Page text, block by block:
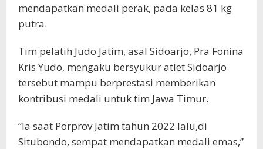
mendapatkan medali perak, pada kelas 81 kg
putra.
Tim pelatih Judo Jatim, asal Sidoarjo, Pra Fonina
Kris Yudo, mengaku bersyukur atlet Sidoarjo
tersebut mampu berprestasi memberikan
kontribusi medali untuk tim Jawa Timur.
“Ia saat Porprov Jatim tahun 2022 lalu,di
Situbondo, sempat mendapatkan medali emas,”